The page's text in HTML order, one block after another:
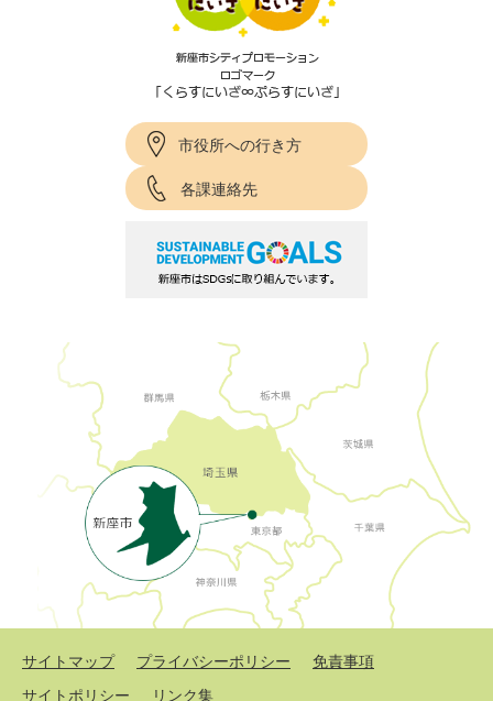
市役所への行き方
各課連絡先
サイトマップ プライバシーポリシー
免責事項
サイトポリシー
リンク集